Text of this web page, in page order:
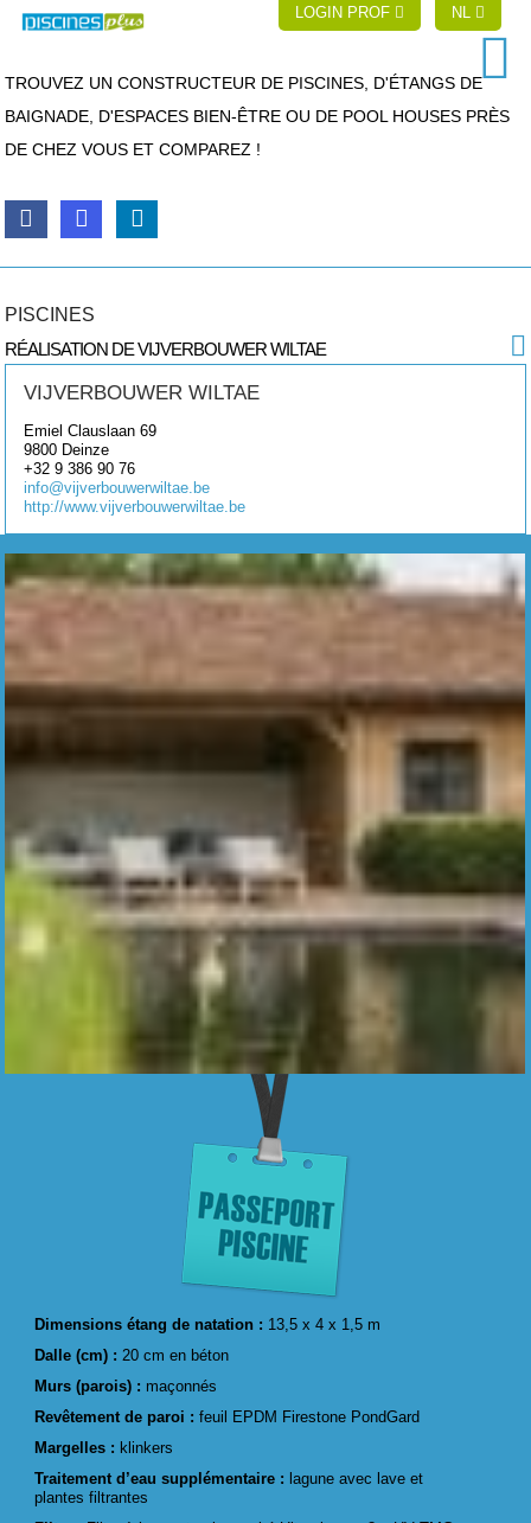
LOGIN PROF NL
TROUVEZ UN CONSTRUCTEUR DE PISCINES, D'ÉTANGS DE
BAIGNADE, D'ESPACES BIEN-ÊTRE OU DE POOL HOUSES PRÈS
DE CHEZ VOUS ET COMPAREZ !
PISCINES
RÉALISATION DE VIJVERBOUWER WILTAE
VIJVERBOUWER WILTAE
Emiel Clauslaan 69
9800 Deinze
+32 9 386 90 76
info@vijverbouwerwiltae.be
http://www.vijverbouwerwiltae.be
Dimensions étang de natation : 13,5 x 4 x 1,5 m
Dalle (cm) : 20 cm en béton
Murs (parois) : maçonnés
Revêtement de paroi : feuil EPDM Firestone PondGard
Margelles : klinkers
Traitement d’eau supplémentaire : lagune avec lave et
plantes filtrantes